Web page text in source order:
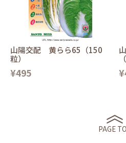
山陽交配 黄らら65（150
粒）
¥495
PAGE